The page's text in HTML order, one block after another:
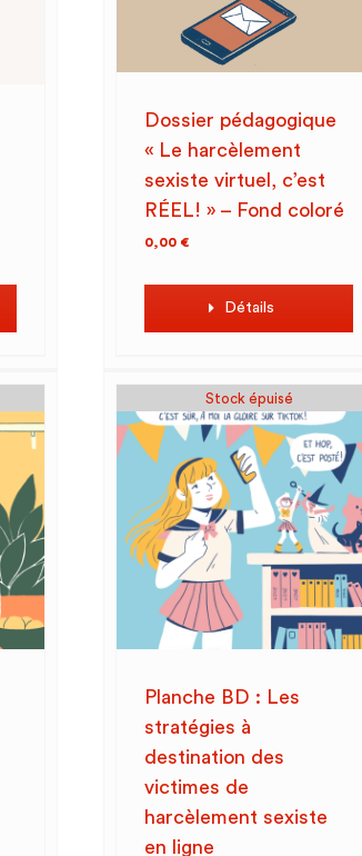
Dossier pédagogique
« Le harcèlement
sexiste virtuel, c’est
RÉEL! » – Fond coloré
0,00 €
Détails
Stock épuisé
Planche BD : Les
stratégies à
destination des
victimes de
harcèlement sexiste
en ligne